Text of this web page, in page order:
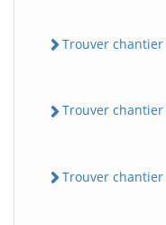
Trouver chantier
Trouver
Trouver chantier